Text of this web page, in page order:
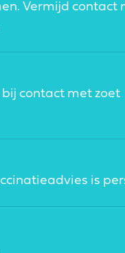
Vermijd contact
contact met zoet
is